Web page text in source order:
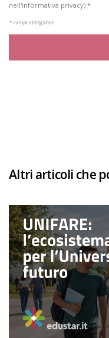
nell'informativa privacy) *
* campi obbligatori
Altri articoli che